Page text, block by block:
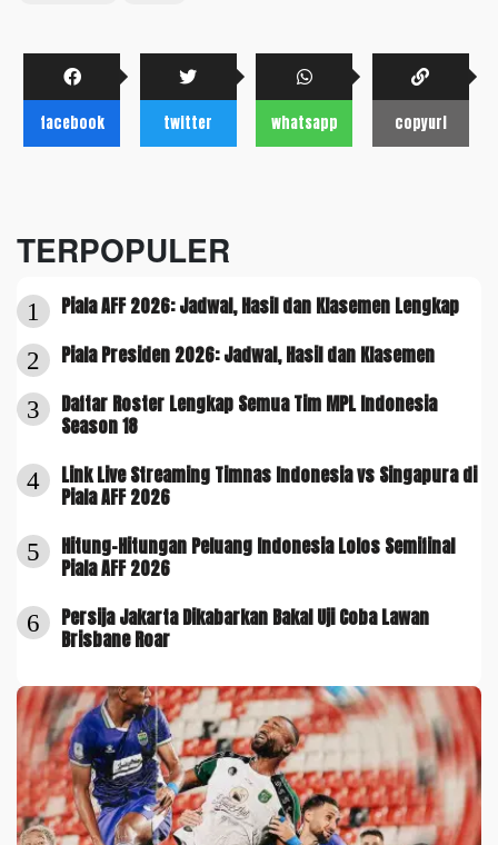
facebook twitter whatsapp copyurl
TERPOPULER
1 Piala AFF 2026: Jadwal, Hasil dan Klasemen Lengkap
2 Piala Presiden 2026: Jadwal, Hasil dan Klasemen
3
Daftar Roster Lengkap Semua Tim MPL Indonesia
Season 18
4
Link Live Streaming Timnas Indonesia vs Singapura di
Piala AFF 2026
5
Hitung-Hitungan Peluang Indonesia Lolos Semifinal
Piala AFF 2026
6
Persija Jakarta Dikabarkan Bakal Uji Coba Lawan
Brisbane Roar